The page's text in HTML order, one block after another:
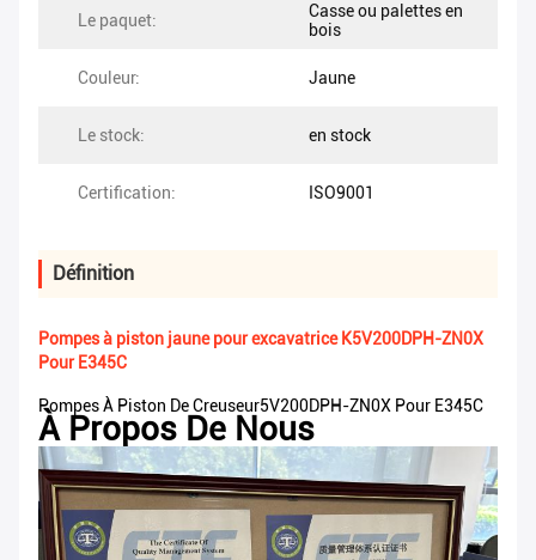
Le paquet:
Casse ou palettes en
bois
Couleur: Jaune
Le stock: en stock
Certification: ISO9001
Définition
Pompes à piston jaune pour excavatrice K5V200DPH-ZN0X
Pour E345C
Pompes À Piston De Creuseur5V200DPH-ZN0X Pour E345C
À Propos De Nous